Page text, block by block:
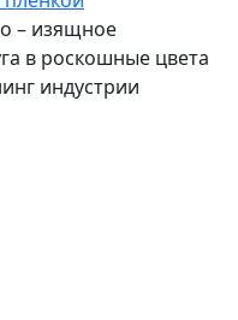
– изящное
в роскошные цвета
индустрии